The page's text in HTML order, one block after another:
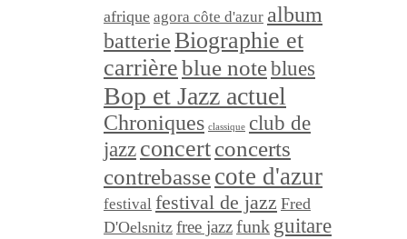
afrique agora côte d'azur album
batterieBiographie et
carrièreblue noteblues
Bop et Jazz actuel
Chroniques classique club de
jazz concertconcerts
contrebassecote d'azur
festival festival de jazz Fred
D'Oelsnitz free jazzfunk guitare